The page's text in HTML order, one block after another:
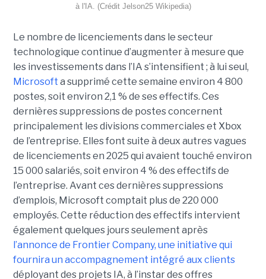
à l'IA. (Crédit Jelson25 Wikipedia)
Le nombre de licenciements dans le secteur
technologique continue d’augmenter à mesure que
les investissements dans l’IA s’intensifient ; à lui seul,
Microsoft a supprimé cette semaine environ 4 800
postes, soit environ 2,1 % de ses effectifs. Ces
dernières suppressions de postes concernent
principalement les divisions commerciales et Xbox
de l’entreprise. Elles font suite à deux autres vagues
de licenciements en 2025 qui avaient touché environ
15 000 salariés, soit environ 4 % des effectifs de
l’entreprise. Avant ces dernières suppressions
d’emplois, Microsoft comptait plus de 220 000
employés. Cette réduction des effectifs intervient
également quelques jours seulement après
l’annonce de Frontier Company, une initiative qui
fournira un accompagnement intégré aux clients
déployant des projets IA, à l’instar des offres